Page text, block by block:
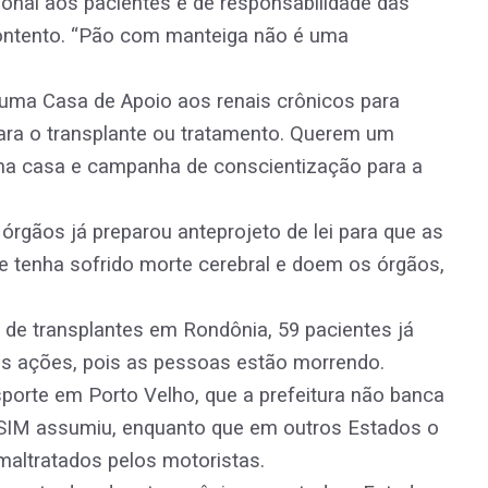
“Pão com manteiga não é uma
Casa de Apoio aos renais crônicos para
o transplante ou tratamento. Querem um
casa e campanha de conscientização para a
já preparou anteprojeto de lei para que as
tenha sofrido morte cerebral e doem os órgãos,
transplantes em Rondônia, 59 pacientes já
ações, pois as pessoas estão morrendo.
em Porto Velho, que a prefeitura não banca
assumiu, enquanto que em outros Estados o
pelos motoristas.